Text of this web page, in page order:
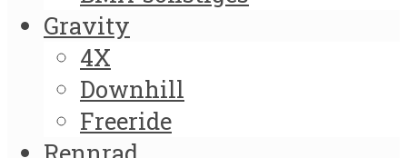
Gravity
4X
Downhill
Freeride